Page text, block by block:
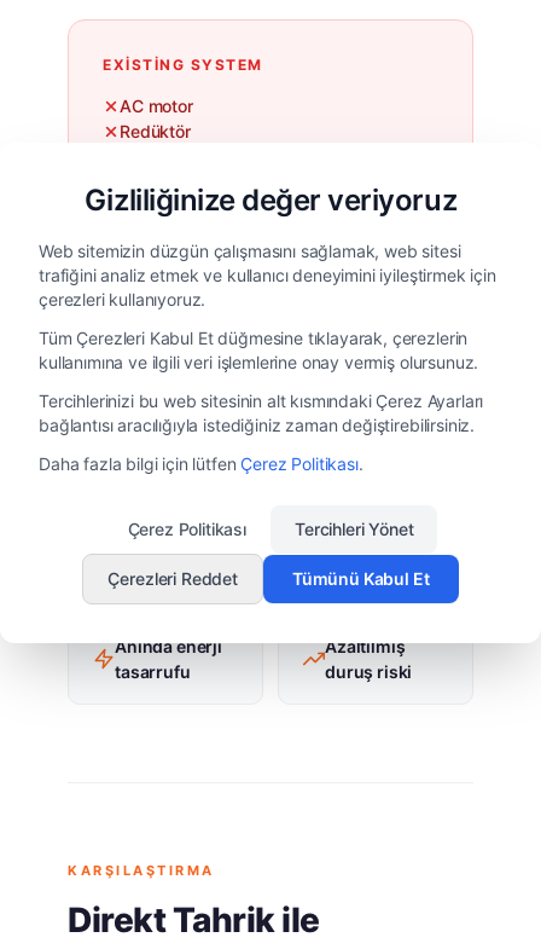
EXISTING SYSTEM
AC motor
Redüktör
AFTER RETROFIT
Tek Direkt Tahrik Motoru
(1-3 gün)
tasarım
Anında enerji
tasarrufu
Azaltılmış
duruş riski
KARŞILAŞTIRMA
Direkt Tahrik ile
Gizliliğinize değer veriyoruz
Web sitemizin düzgün çalışmasını sağlamak, web sitesi
trafiğini analiz etmek ve kullanıcı deneyimini iyileştirmek için
çerezleri kullanıyoruz.
Tüm Çerezleri Kabul Et düğmesine tıklayarak, çerezlerin
kullanımına ve ilgili veri işlemlerine onay vermiş olursunuz.
Tercihlerinizi bu web sitesinin alt kısmındaki Çerez Ayarları
bağlantısı aracılığıyla istediğiniz zaman değiştirebilirsiniz.
Daha fazla bilgi için lütfen Çerez Politikası.
Çerez Politikası Tercihleri Yönet
Çerezleri Reddet Tümünü Kabul Et